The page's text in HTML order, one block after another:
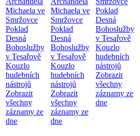
Michaela ve
Smržovce
Poklad
Desná
Bohoslužby
v Tesařově
Kouzlo
hudebních
nástrojů
Zobrazit
všechny
záznamy ze
dne
Michaela ve
Smržovce
Poklad
Desná
Bohoslužby
v Tesařově
Kouzlo
hudebních
nástrojů
Zobrazit
všechny
záznamy ze
dne
Poklad
Desná
Bohoslužby
v Tesařově
Kouzlo
hudebních
nástrojů
Zobrazit
všechny
záznamy ze
dne